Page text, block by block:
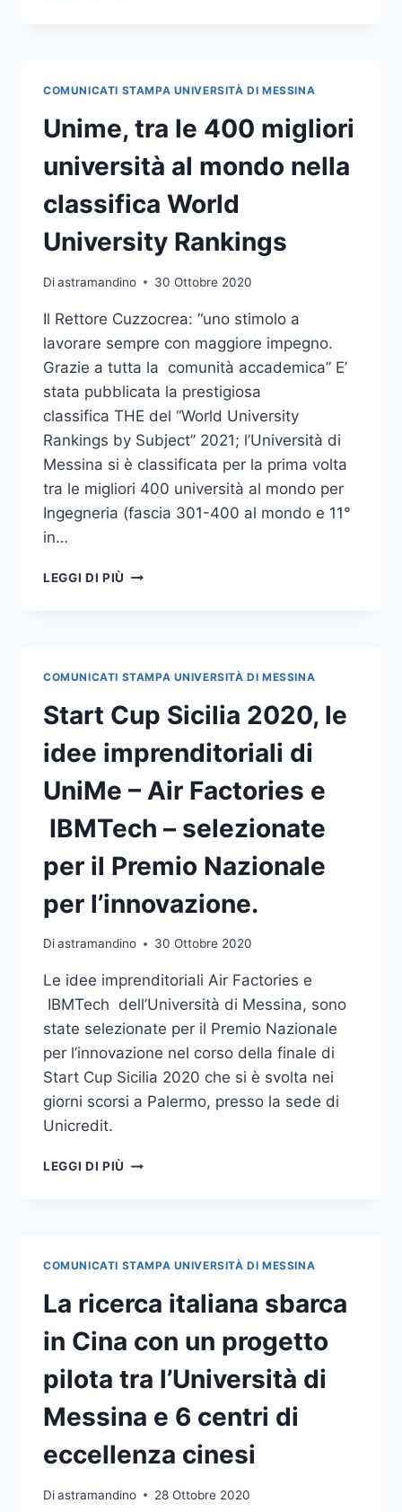
FASE
FINALE
DEL
CONTEST
DI
IDEE
COL
PROGETTO
GREEN
COMUNICATI STAMPA UNIVERSITÀ DI MESSINA
Unime, tra le 400 migliori
università al mondo nella
classifica World
University Rankings
Diastramandino 30 Ottobre 2020
Il Rettore Cuzzocrea: “uno stimolo a
lavorare sempre con maggiore impegno.
Grazie a tutta la comunità accademica” E’
stata pubblicata la prestigiosa
classifica THE del “World University
Rankings by Subject” 2021; l’Università di
Messina si è classificata per la prima volta
tra le migliori 400 università al mondo per
Ingegneria (fascia 301-400 al mondo e 11°
in…
LEGGI DI PIÙ UNIME,
MONDO
NELLA
CLASSIFICA
WORLD
UNIVERSITY
RANKINGS
COMUNICATI STAMPA UNIVERSITÀ DI MESSINA
Start Cup Sicilia 2020, le
idee imprenditoriali di
UniMe – Air Factories e
IBMTech – selezionate
per il Premio Nazionale
per l’innovazione.
Diastramandino 30 Ottobre 2020
Le idee imprenditoriali Air Factories e
IBMTech dell’Università di Messina, sono
state selezionate per il Premio Nazionale
per l’innovazione nel corso della finale di
Start Cup Sicilia 2020 che si è svolta nei
giorni scorsi a Palermo, presso la sede di
Unicredit.
LEGGI DI PIÙ START
UNIME
AIR
FACTORIES
E
IBMTECH
–
SELEZIONATE
PER
PREMIO
COMUNICATI STAMPA UNIVERSITÀ DI MESSINA
La ricerca italiana sbarca
in Cina con un progetto
pilota tra l’Università di
Messina e 6 centri di
eccellenza cinesi
Diastramandino 28 Ottobre 2020